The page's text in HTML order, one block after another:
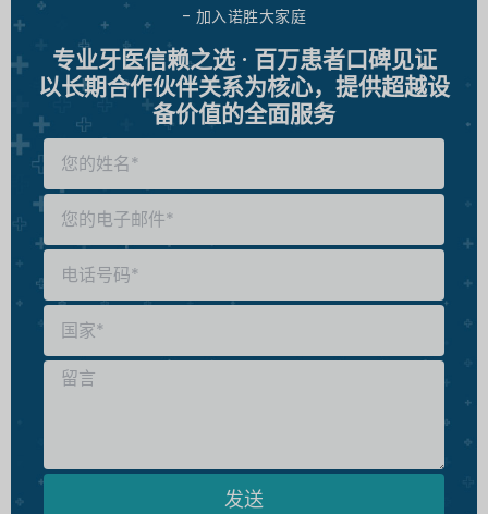
- 加入诺胜大家庭
专业牙医信赖之选 · 百万患者口碑见证
以长期合作伙伴关系为核心，提供超越设
备价值的全面服务
发送